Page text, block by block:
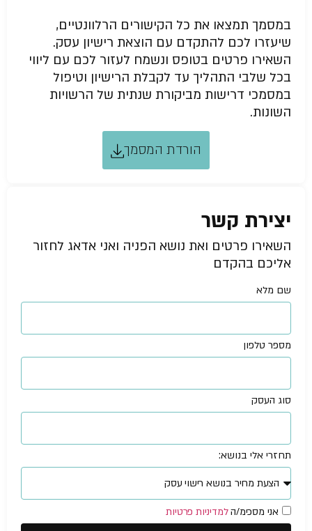
במסמך תמצאו את כל הקישורים הרלוונטיים,
שיעזרו לכם להתקדם עם הוצאת רישיון עסק.
השאירו פרטים בטופס ונשמח לעזור לכם עם ליווי
בכל שלבי התהליך עד לקבלת הרישיון וטיפול
במסמכי דרישות מביקורת שנתית של הרשויות
השונות.
הורדת המסמך
יצירת קשר
השאירו פרטים ואת נושא הפניה ואני אדאג לחזור
אליכם בהקדם
שם מלא
מספר טלפון
סוג העסק
תחזרי אלי בנושא:
אני מסכימ/הלמדיניות פרטיות